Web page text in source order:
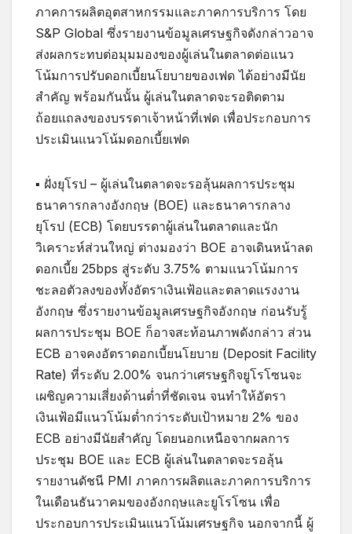
ภาคการผลิตอุตสาหกรรมและภาคการบริการ โดย
S&P Global ซึ่งรายงานข้อมูลเศรษฐกิจดังกล่าวอาจ
ส่งผลกระทบต่อมุมมองของผู้เล่นในตลาดต่อแนว
โน้มการปรับดอกเบี้ยนโยบายของเฟด ได้อย่างมีนัย
สำคัญ พร้อมกันนั้น ผู้เล่นในตลาดจะรอติดตาม
ถ้อยแถลงของบรรดาเจ้าหน้าที่เฟด เพื่อประกอบการ
ประเมินแนวโน้มดอกเบี้ยเฟด
▪ ฝั่งยุโรป – ผู้เล่นในตลาดจะรอลุ้นผลการประชุม
ธนาคารกลางอังกฤษ (BOE) และธนาคารกลาง
ยุโรป (ECB) โดยบรรดาผู้เล่นในตลาดและนัก
วิเคราะห์ส่วนใหญ่ ต่างมองว่า BOE อาจเดินหน้าลด
ดอกเบี้ย 25bps สู่ระดับ 3.75% ตามแนวโน้มการ
ชะลอตัวลงของทั้งอัตราเงินเฟ้อและตลาดแรงงาน
อังกฤษ ซึ่งรายงานข้อมูลเศรษฐกิจอังกฤษ ก่อนรับรู้
ผลการประชุม BOE ก็อาจสะท้อนภาพดังกล่าว ส่วน
ECB อาจคงอัตราดอกเบี้ยนโยบาย (Deposit Facility
Rate) ที่ระดับ 2.00% จนกว่าเศรษฐกิจยูโรโซนจะ
เผชิญความเสี่ยงด้านต่ำที่ชัดเจน จนทำให้อัตรา
เงินเฟ้อมีแนวโน้มต่ำกว่าระดับเป้าหมาย 2% ของ
ECB อย่างมีนัยสำคัญ โดยนอกเหนือจากผลการ
ประชุม BOE และ ECB ผู้เล่นในตลาดจะรอลุ้น
รายงานดัชนี PMI ภาคการผลิตและภาคการบริการ
ในเดือนธันวาคมของอังกฤษและยูโรโซน เพื่อ
ประกอบการประเมินแนวโน้มเศรษฐกิจ นอกจากนี้ ผู้